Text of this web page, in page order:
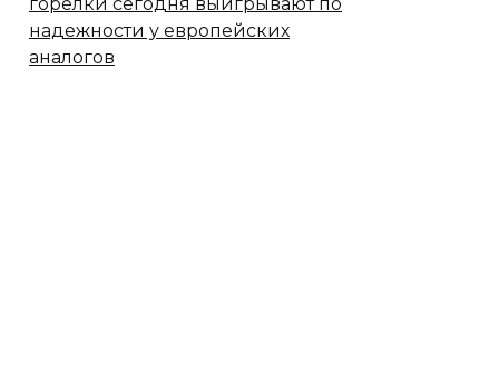
надежности у европейских
аналогов